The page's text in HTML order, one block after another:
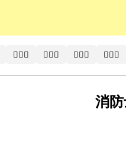
🧑🏾‍⚕️ 🧑🏾‍⚕ 🧑🏿‍⚕️ 🧑🏿‍⚕
消